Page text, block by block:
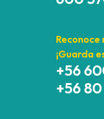
¡Guarda
+56
+56